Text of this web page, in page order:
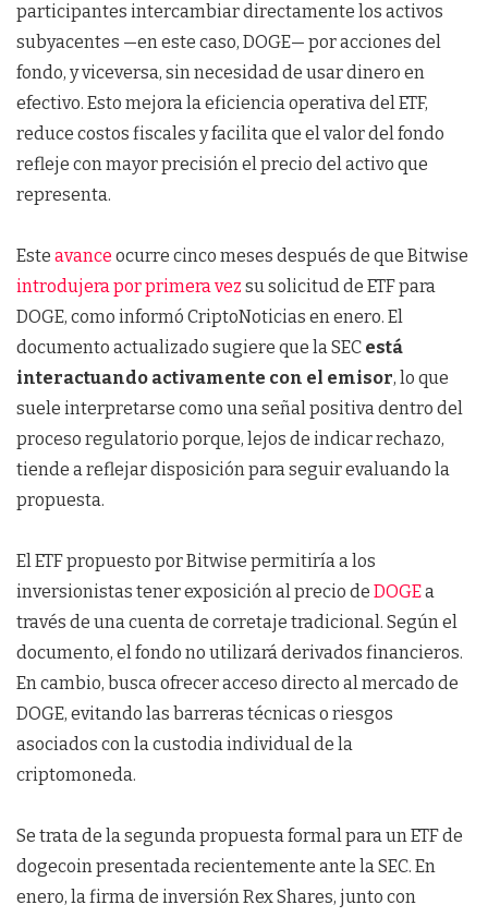
participantes intercambiar directamente los activos
subyacentes —en este caso, DOGE— por acciones del
fondo, y viceversa, sin necesidad de usar dinero en
efectivo. Esto mejora la eficiencia operativa del ETF,
reduce costos fiscales y facilita que el valor del fondo
refleje con mayor precisión el precio del activo que
representa.
Este avance ocurre cinco meses después de que Bitwise
introdujera por primera vez su solicitud de ETF para
DOGE, como informó CriptoNoticias en enero. El
documento actualizado sugiere que la SEC está
interactuando activamente con el emisor, lo que
suele interpretarse como una señal positiva dentro del
proceso regulatorio porque, lejos de indicar rechazo,
tiende a reflejar disposición para seguir evaluando la
propuesta.
El ETF propuesto por Bitwise permitiría a los
inversionistas tener exposición al precio de DOGEa
través de una cuenta de corretaje tradicional. Según el
documento, el fondo no utilizará derivados financieros.
En cambio, busca ofrecer acceso directo al mercado de
DOGE, evitando las barreras técnicas o riesgos
asociados con la custodia individual de la
criptomoneda.
Se trata de la segunda propuesta formal para un ETF de
dogecoin presentada recientemente ante la SEC. En
enero, la firma de inversión Rex Shares, junto con